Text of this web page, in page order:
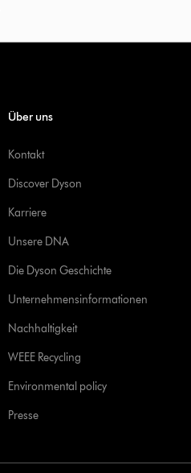
Über uns
Kontakt
Discover Dyson
Karriere
Unsere DNA
Die Dyson Geschichte
Unternehmensinformationen
Nachhaltigkeit
WEEE Recycling
Environmental policy
Presse